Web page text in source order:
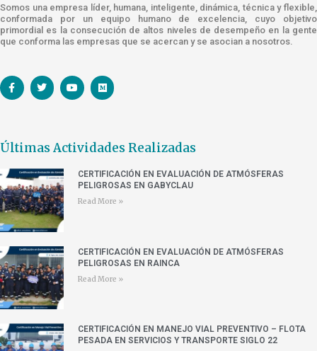
Somos una empresa líder, humana, inteligente, dinámica, técnica y flexible,
conformada por un equipo humano de excelencia, cuyo objetivo
primordial es la consecución de altos niveles de desempeño en la gente
que conforma las empresas que se acercan y se asocian a nosotros.
Últimas Actividades Realizadas
CERTIFICACIÓN EN EVALUACIÓN DE ATMÓSFERAS
PELIGROSAS EN GABYCLAU
Read More »
CERTIFICACIÓN EN EVALUACIÓN DE ATMÓSFERAS
PELIGROSAS EN RAINCA
Read More »
CERTIFICACIÓN EN MANEJO VIAL PREVENTIVO – FLOTA
PESADA EN SERVICIOS Y TRANSPORTE SIGLO 22